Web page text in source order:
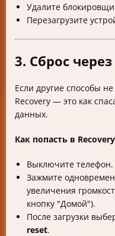
Удалите
Перезагрузите
3. Сброс
Если другие способы
Recovery — это как
данных.
Как попасть в
Выключите телефон.
Зажмите
увеличения
кнопку "Домой").
После загрузки
reset.